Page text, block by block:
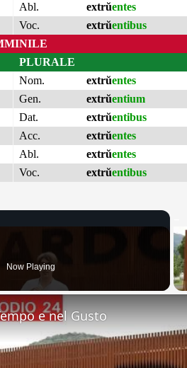
Abl.
extrŭentes
Voc.
extrŭentibus
PLURALE
Nom.
extrŭentes
Gen.
extrŭentium
Dat.
extrŭentibus
Acc.
extrŭentes
Abl.
extrŭentes
Voc.
extrŭentibus
Now Playing
e nel Gusto